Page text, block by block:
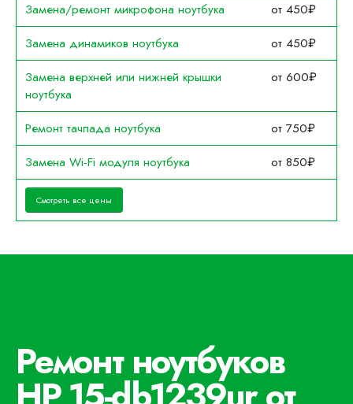
Замена/ремонт микрофона ноутбука
от 450₽
Замена динамиков ноутбука
от 450₽
Замена верхней или нижней крышки
ноутбука
от 600₽
Ремонт тачпада ноутбука
от 750₽
Замена Wi-Fi модуля ноутбука
от 850₽
Смотреть все цены
Ремонт ноутбуков